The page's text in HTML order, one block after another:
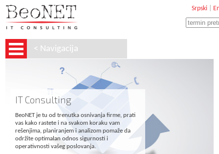
Srpski|
< Navigacija
IT Consulting
BeoNET je tu od trenutka osnivanja firme, prati
vas kako rastete i na svakom koraku vam
rešenjima, planiranjem i analizom pomaže da
održite optimalan odnos sigurnosti i
operativnosti vašeg poslovanja.